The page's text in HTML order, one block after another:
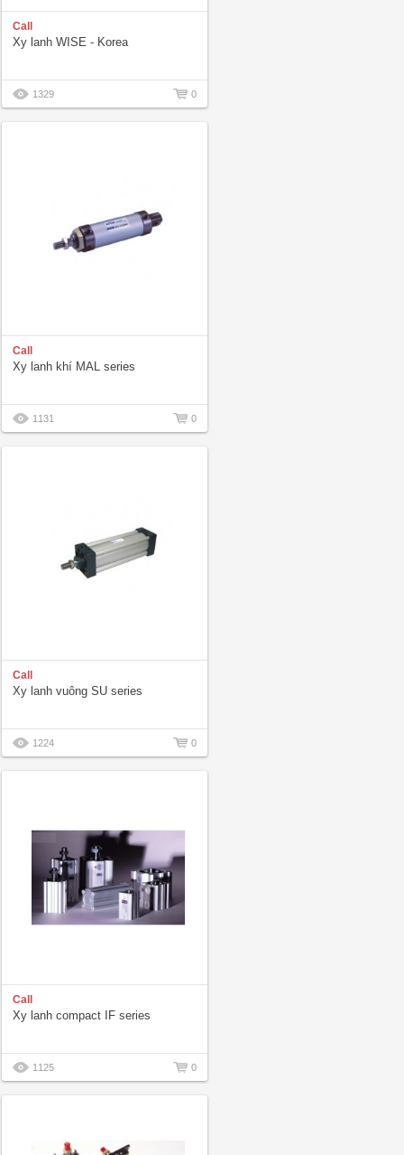
Call
Xy lanh WISE - Korea
1329 0
Call
Xy lanh khí MAL series
1131 0
Call
Xy lanh vuông SU series
1224 0
Call
Xy lanh compact IF series
1125 0